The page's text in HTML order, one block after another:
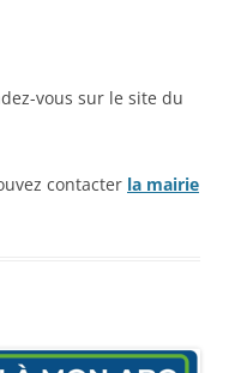
vous sur le site du
contacter la mairie